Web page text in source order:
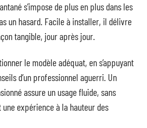
s’impose de plus en plus dans les
un hasard. Facile à installer, il délivre
tangible, jour après jour.
le modèle adéquat, en s’appuyant
d’un professionnel aguerri. Un
assure un usage fluide, sans
expérience à la hauteur des